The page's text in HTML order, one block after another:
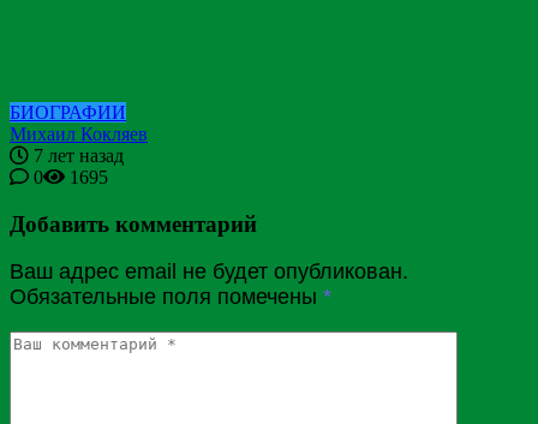
БИОГРАФИИ
Михаил Кокляев
7 лет назад
0
1695
Добавить комментарий
Ваш адрес email не будет опубликован.
Обязательные поля помечены *